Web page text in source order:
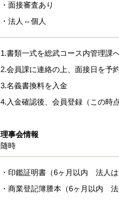
・面接審査あり
・法人⇔個人
1.書類一式を総武コース内管理課
2.会員課に連絡の上、面接日を予
3.名義書換料を入金
4.入金確認後、会員登録（この時
理事会情報
随時
・印鑑証明書（6ヶ月以内 法人は
・商業登記簿謄本（6ヶ月以内 法